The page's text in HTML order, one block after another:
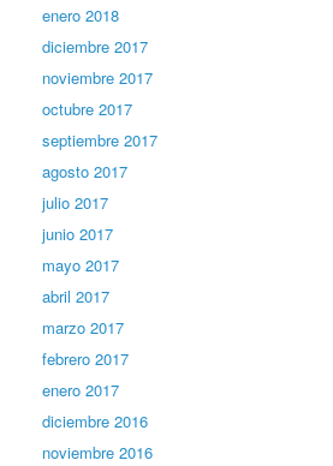
enero 2018
diciembre 2017
noviembre 2017
octubre 2017
septiembre 2017
agosto 2017
julio 2017
junio 2017
mayo 2017
abril 2017
marzo 2017
febrero 2017
enero 2017
diciembre 2016
noviembre 2016